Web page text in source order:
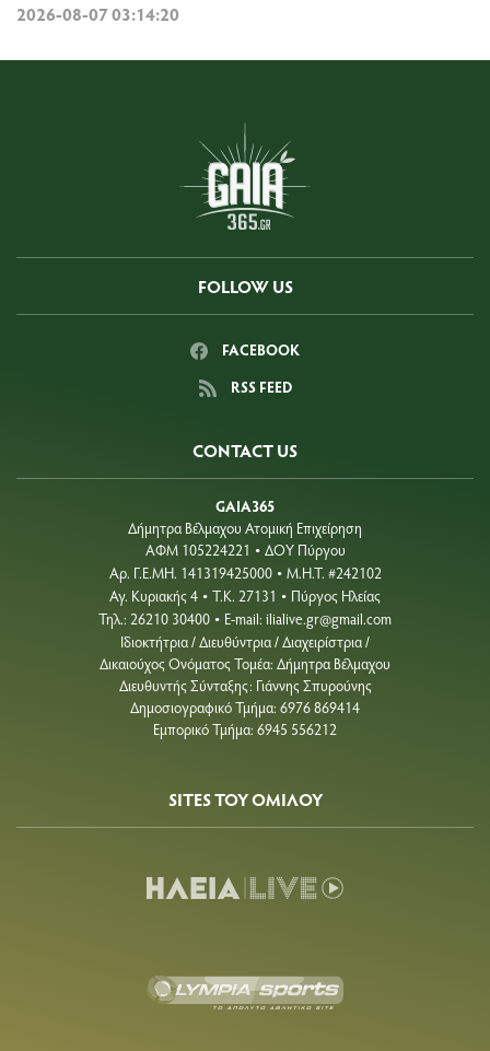
2026-08-07 03:14:20
FOLLOW US
FACEBOOK
RSS FEED
CONTACT US
GAIA365
Δήμητρα Βέλμαχου Ατομική Επιχείρηση
ΑΦΜ 105224221 • ΔΟΥ Πύργου
Aρ. Γ.Ε.ΜΗ. 141319425000 • Μ.Η.Τ. #242102
Αγ. Κυριακής 4 • Τ.Κ. 27131 • Πύργος Ηλείας
Τηλ.: 26210 30400 • E-mail: ilialive.gr@gmail.com
Ιδιοκτήτρια / Διευθύντρια / Διαχειρίστρια /
Δικαιούχος Ονόματος Τομέα: Δήμητρα Βέλμαχου
Διευθυντής Σύνταξης: Γιάννης Σπυρούνης
Δημοσιογραφικό Τμήμα: 6976 869414
Εμπορικό Τμήμα: 6945 556212
SITES ΤΟΥ ΟΜΙΛΟΥ